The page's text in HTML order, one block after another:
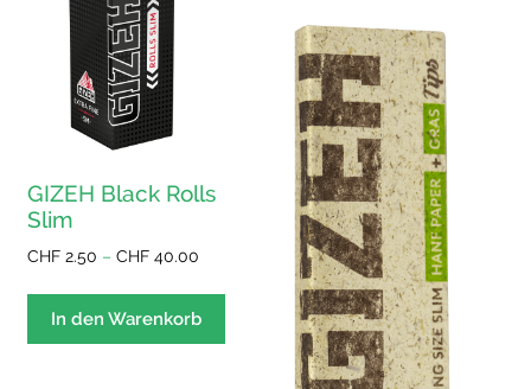
GIZEH Black Rolls
Slim
CHF 2.50 – CHF 40.00
CHF 40.00
In den Warenkorb
weist
mehrere